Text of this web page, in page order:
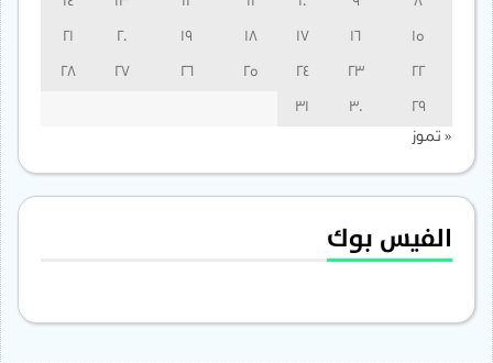
15
16
17
18
19
20
21
22
23
24
25
26
27
28
29
30
31
« تموز
الفيس بوك